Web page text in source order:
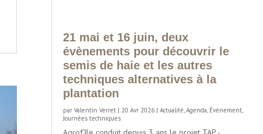
21 mai et 16 juin, deux
évènements pour découvrir le
semis de haie et les autres
techniques alternatives à la
plantation
parValentin Verret | 20 Avr 2026 |Actualité ,Agenda Événement
Journées techniques